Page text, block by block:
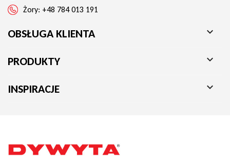
Żory: +48 784 013 191
OBSŁUGA KLIENTA 
PRODUKTY 
INSPIRACJE 